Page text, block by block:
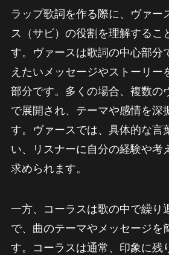
ラップ歌詞を作る際に、ヴァー
ス（サビ）の役割を理解するこ
す。ヴァースは歌詞の中心部分
えたいメッセージやストーリー
部分です。多くの場合、複数の
で展開され、テーマや感情を深
す。ヴァースでは、具体的な言
い、リスナーに自分の経験や考
求められます。
一方、コーラスは歌の中で繰り
で、曲のテーマやメッセージを
す。コーラスは通常、印象に残